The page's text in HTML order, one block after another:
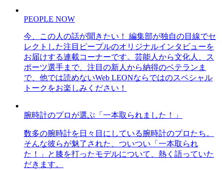
PEOPLE NOW
今、この人の話が聞きたい！ 編集部が独自の目線でセ
レクトした注目ピープルのオリジナルインタビューを
お届けする連載コーナーです。芸能人から文化人、ス
ポーツ選手まで、注目の新人から納得のベテランま
で、他では読めないWeb LEONならではのスペシャル
トークをお楽しみください！
腕時計のプロが選ぶ「一本取られました！」
数多の腕時計を日々目にしている腕時計のプロたち。
そんな彼らが魅了された、ついつい「一本取られ
た！」と膝を打ったモデルについて、熱く語っていた
だきます。